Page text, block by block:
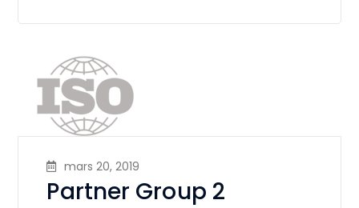
mars 20, 2019
Partner Group 2